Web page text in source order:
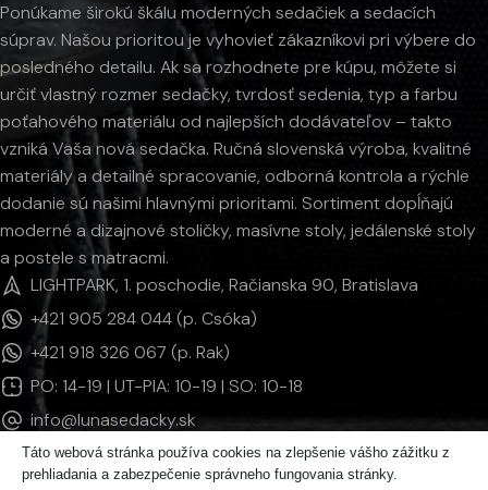
Ponúkame širokú škálu moderných sedačiek a sedacích
súprav. Našou prioritou je vyhovieť zákazníkovi pri výbere do
posledného detailu. Ak sa rozhodnete pre kúpu, môžete si
určiť vlastný rozmer sedačky, tvrdosť sedenia, typ a farbu
poťahového materiálu od najlepších dodávateľov – takto
vzniká Vaša nová sedačka. Ručná slovenská výroba, kvalitné
materiály a detailné spracovanie, odborná kontrola a rýchle
dodanie sú našimi hlavnými prioritami. Sortiment dopĺňajú
moderné a dizajnové stoličky, masívne stoly, jedálenské stoly
a postele s matracmi.
LIGHTPARK, 1. poschodie, Račianska 90, Bratislava
+421 905 284 044 (p. Csóka)
+421 918 326 067 (p. Rak)
PO: 14-19 | UT-PIA: 10-19 | SO: 10-18
info@lunasedacky.sk
Táto webová stránka používa cookies na zlepšenie vášho zážitku z
prehliadania a zabezpečenie správneho fungovania stránky.